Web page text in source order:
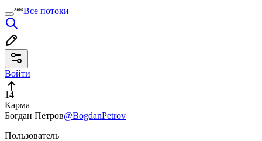
Все потоки
Войти
14
Карма
Богдан Петров@BogdanPetrov
Пользователь